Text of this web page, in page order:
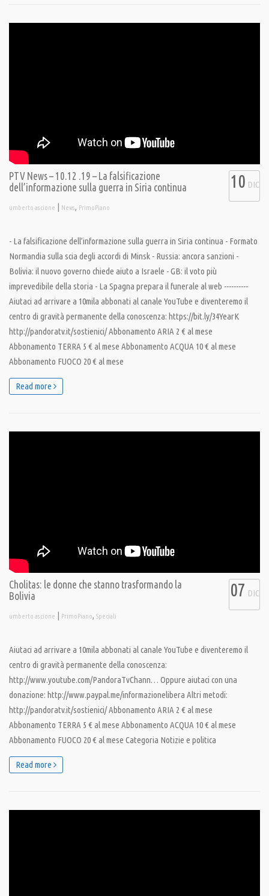
PTV News – 10.12 .19 – La falsificazione
dell’informazione sulla guerra in Siria continua
umberto ascione | News, PrimoPiano
10 DIC
- La falsificazione dell’informazione sulla guerra in Siria continua - Formato
Normandia sulla scia degli accordi di Minsk - Russia: ancora sanzioni -
Bolivia: il nuovo governo chiede aiuto a Israele - GB: il voto più
imprevedibile della storia - La Spagna prepara il funerale al web ----------
Aiutaci ad arrivare a 10mila abbonati al canale YouTube e diventeremo il
centro di gravità permanente della conoscenza: https://bit.ly/34YearK
http://pandoratv.it/sostienici/ Abbonamento ARIA 2 € al mese
Abbonamento TERRA 5 € al mese Abbonamento ACQUA 10 € al mese
Abbonamento FUOCO 20 € al mese
Read more
Cholitas: le donne che stanno trasformando la
Bolivia
umberto ascione | PrimoPiano, Speciali
07 DIC
Aiutaci ad arrivare a 10mila abbonati al canale YouTube e diventeremo il
centro di gravità permanente della conoscenza:
http://www.youtube.com/PandoraTvChann… Oppure aiutaci con una
donazione: http://www.paypal.me/informazionelibera Altri metodi:
http://pandoratv.it/sostienici/ Abbonamento ARIA 2 € al mese
Abbonamento TERRA 5 € al mese Abbonamento ACQUA 10 € al mese
Abbonamento FUOCO 20 € al mese Categoria Notizie e politica
Read more